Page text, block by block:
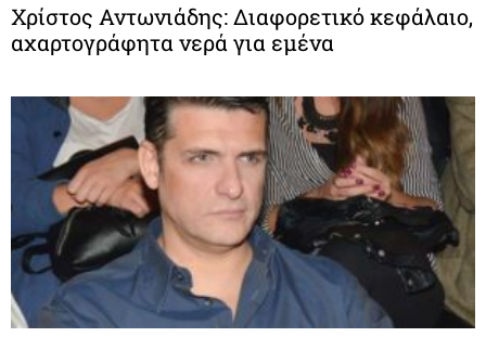
Χρίστος Αντωνιάδης: Διαφορετικό κεφάλαιο,
αχαρτογράφητα νερά για εμένα